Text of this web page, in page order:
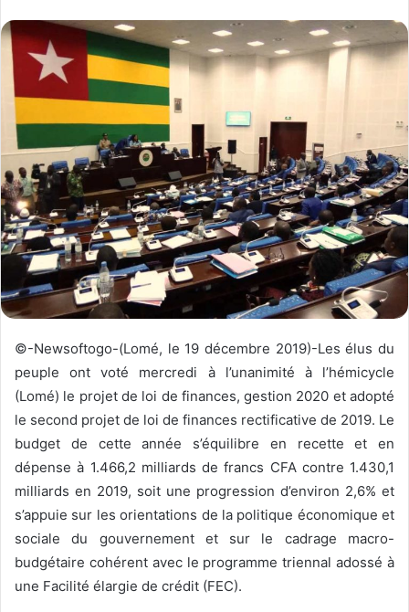
y
e
u
o
u
r
r
i
e
l
©-Newsoftogo-(Lomé, le 19 décembre 2019)-Les élus du
peuple ont voté mercredi à l’unanimité à l’hémicycle
(Lomé) le projet de loi de finances, gestion 2020 et adopté
le second projet de loi de finances rectificative de 2019. Le
budget de cette année s’équilibre en recette et en
dépense à 1.466,2 milliards de francs CFA contre 1.430,1
milliards en 2019, soit une progression d’environ 2,6% et
s’appuie sur les orientations de la politique économique et
sociale du gouvernement et sur le cadrage macro-
budgétaire cohérent avec le programme triennal adossé à
une Facilité élargie de crédit (FEC).